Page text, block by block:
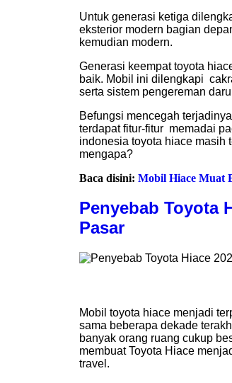
Untuk generasi ketiga
eksterior modern bagian
kemudian modern.
Generasi keempat toyota
baik. Mobil ini dilengkapi
serta sistem pengereman
Befungsi mencegah
terdapat fitur-fitur memadai
indonesia toyota hiace masih
mengapa?
Baca disini: Mobil Hiace Muat
Penyebab Toyota
Pasar
Mobil toyota hiace menjadi
sama beberapa dekade
banyak orang ruang cukup
membuat Toyota Hiace
travel.